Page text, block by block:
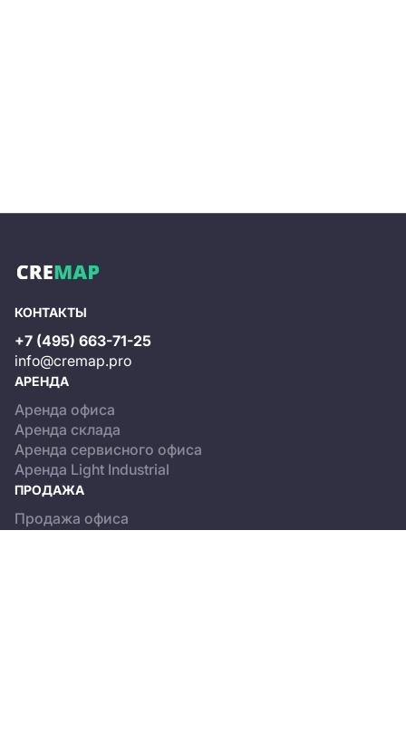
КОНТАКТЫ
+7 (495) 663-71-25
info@cremap.pro
АРЕНДА
Аренда офиса
Аренда склада
Аренда сервисного офиса
Аренда Light Industrial
ПРОДАЖА
Продажа офиса